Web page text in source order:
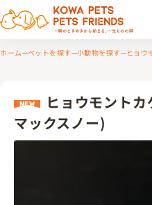
ホーム ペットを探す 小動物を探す ヒョウ
NEW
ヒョウモント
マックスノー)